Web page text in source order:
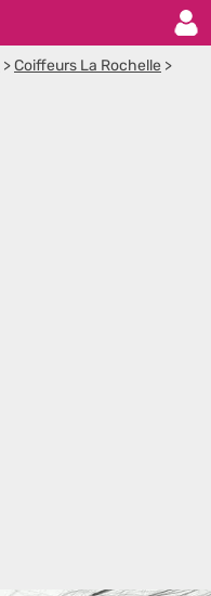
>Coiffeurs La Rochelle >